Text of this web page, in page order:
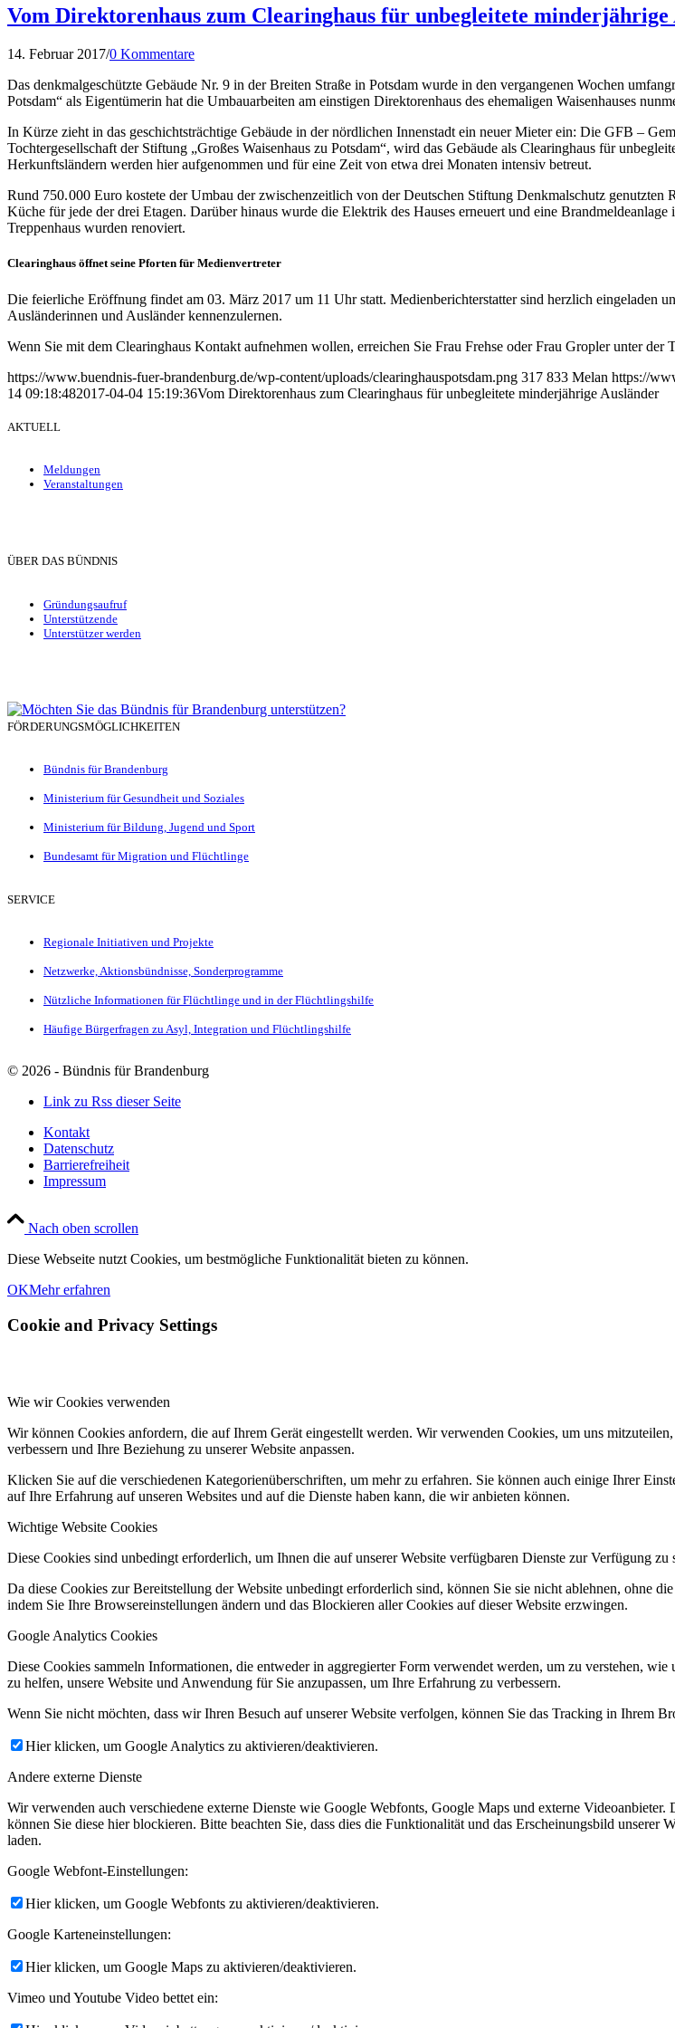
Vom Direktorenhaus zum Clearinghaus für unbegleitete minderjährige
14. Februar 2017/0 Kommentare
Das denkmalgeschützte Gebäude Nr. 9 in der Breiten Straße in Potsdam wurde in den vergangenen Wochen
Potsdam“ als Eigentümerin hat die Umbauarbeiten am einstigen Direktorenhaus des ehemaligen Waisenhauses
In Kürze zieht in das geschichtsträchtige Gebäude in der nördlichen Innenstadt ein neuer Mieter ein: Die GFB –
Tochtergesellschaft der Stiftung „Großes Waisenhaus zu Potsdam“, wird das Gebäude als Clearinghaus für
Herkunftsländern werden hier aufgenommen und für eine Zeit von etwa drei Monaten intensiv betreut.
Rund 750. 000 Euro kostete der Umbau der zwischenzeitlich von der Deutschen Stiftung Denkmalschutz
Küche für jede der drei Etagen. Darüber hinaus wurde die Elektrik des Hauses erneuert und eine
Treppenhaus wurden renoviert.
Clearinghaus öffnet seine Pforten für Medienvertreter
Die feierliche Eröffnung findet am 03. März 2017 um 11 Uhr statt. Medienberichterstatter sind herzlich eingeladen
Ausländerinnen und Ausländer kennenzulernen.
Wenn Sie mit dem Clearinghaus Kontakt aufnehmen wollen, erreichen Sie Frau Frehse oder Frau Gropler unter
https://www.buendnis-fuer-brandenburg.de/wp-content/uploads/clearinghauspotsdam.png 317 833 Melan https://
14 09:18:482017-04-04 15:19:36Vom Direktorenhaus zum Clearinghaus für unbegleitete minderjährige Ausländer
AKTUELL
Meldungen
Veranstaltungen
ÜBER DAS BÜNDNIS
Gründungsaufruf
Unterstützende
Unterstützer werden
FÖRDERUNGSMÖGLICHKEITEN
Bündnis für Brandenburg
Ministerium für Gesundheit und Soziales
Ministerium für Bildung, Jugend und Sport
Bundesamt für Migration und Flüchtlinge
SERVICE
Regionale Initiativen und Projekte
Netzwerke, Aktionsbündnisse, Sonderprogramme
Nützliche Informationen für Flüchtlinge und in der Flüchtlingshilfe
Häufige Bürgerfragen zu Asyl, Integration und Flüchtlingshilfe
© 2026 - Bündnis für Brandenburg
Link zu Rss dieser Seite
Kontakt
Datenschutz
Barrierefreiheit
Impressum
Nach oben scrollen
Diese Webseite nutzt Cookies, um bestmögliche Funktionalität bieten zu können.
OKMehr erfahren
Cookie and Privacy Settings
Wie wir Cookies verwenden
Wir können Cookies anfordern, die auf Ihrem Gerät eingestellt werden. Wir verwenden Cookies, um uns
verbessern und Ihre Beziehung zu unserer Website anpassen.
Klicken Sie auf die verschiedenen Kategorienüberschriften, um mehr zu erfahren. Sie können auch einige Ihrer
auf Ihre Erfahrung auf unseren Websites und auf die Dienste haben kann, die wir anbieten können.
Wichtige Website Cookies
Diese Cookies sind unbedingt erforderlich, um Ihnen die auf unserer Website verfügbaren Dienste zur Verfügung
Da diese Cookies zur Bereitstellung der Website unbedingt erforderlich sind, können Sie sie nicht ablehnen, ohne
indem Sie Ihre Browsereinstellungen ändern und das Blockieren aller Cookies auf dieser Website erzwingen.
Google Analytics Cookies
Diese Cookies sammeln Informationen, die entweder in aggregierter Form verwendet werden, um zu verstehen,
zu helfen, unsere Website und Anwendung für Sie anzupassen, um Ihre Erfahrung zu verbessern.
Wenn Sie nicht möchten, dass wir Ihren Besuch auf unserer Website verfolgen, können Sie das Tracking in Ihrem
Hier klicken, um Google Analytics zu aktivieren/deaktivieren.
Andere externe Dienste
Wir verwenden auch verschiedene externe Dienste wie Google Webfonts, Google Maps und externe
können Sie diese hier blockieren. Bitte beachten Sie, dass dies die Funktionalität und das Erscheinungsbild
laden.
Google Webfont-Einstellungen:
Hier klicken, um Google Webfonts zu aktivieren/deaktivieren.
Google Karteneinstellungen:
Hier klicken, um Google Maps zu aktivieren/deaktivieren.
Vimeo und Youtube Video bettet ein: